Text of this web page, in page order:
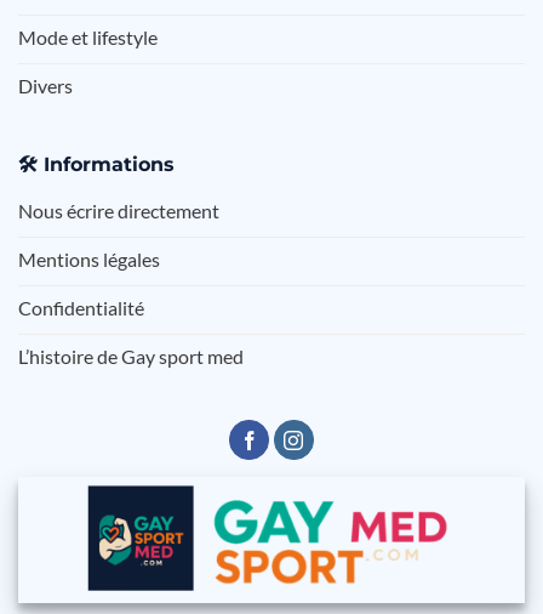
Mode et lifestyle
Divers
🛠️ Informations
Nous écrire directement
Mentions légales
Confidentialité
L’histoire de Gay sport med